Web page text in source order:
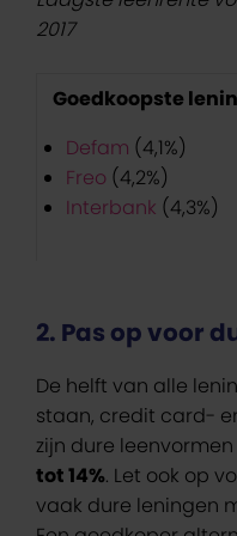
2017
Goedkoopste
Defam (4,1%)
Freo (4,2%)
Interbank (4,3%)
2. Pas op voor
De helft van alle
staan, credit card-
zijn dure
tot 14%. Let ook op
vaak dure leningen